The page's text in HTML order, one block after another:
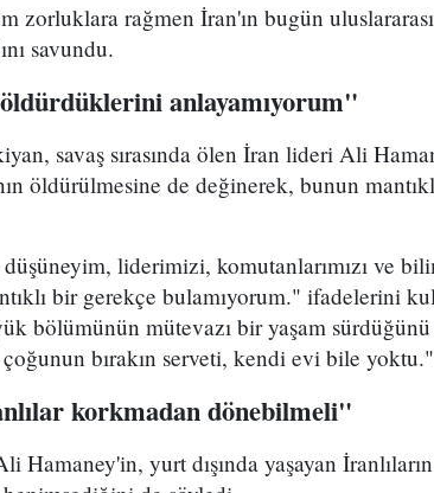
zorluklara rağmen İran'ın bugün
savundu.
anlayamıyorum"
savaş sırasında ölen İran lideri Ali
öldürülmesine de değinerek, bunun
liderimizi, komutanlarımızı ve
bir gerekçe bulamıyorum." ifadelerini
bölümünün mütevazı bir yaşam
çoğunun bırakın serveti, kendi evi bile
korkmadan dönebilmeli"
Hamaney'in, yurt dışında yaşayan